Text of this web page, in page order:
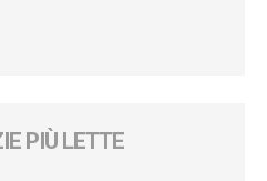
PIÙ LETTE